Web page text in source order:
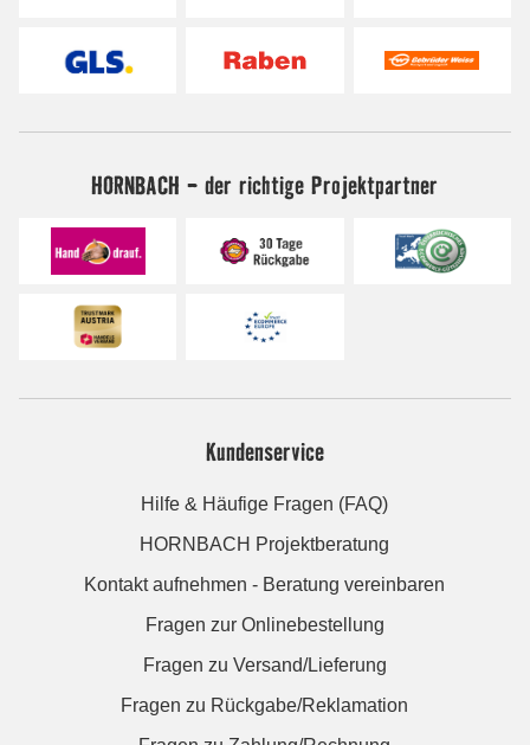
HORNBACH - der richtige Projektpartner
Kundenservice
Hilfe & Häufige Fragen (FAQ)
HORNBACH Projektberatung
Kontakt aufnehmen - Beratung vereinbaren
Fragen zur Onlinebestellung
Fragen zu Versand/Lieferung
Fragen zu Rückgabe/Reklamation